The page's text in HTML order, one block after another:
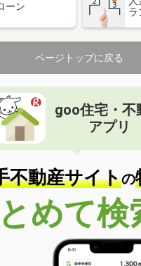
ーン
ラ
ページトップに戻る
goo住宅・不
アプリ
不動産サイトの
めて検